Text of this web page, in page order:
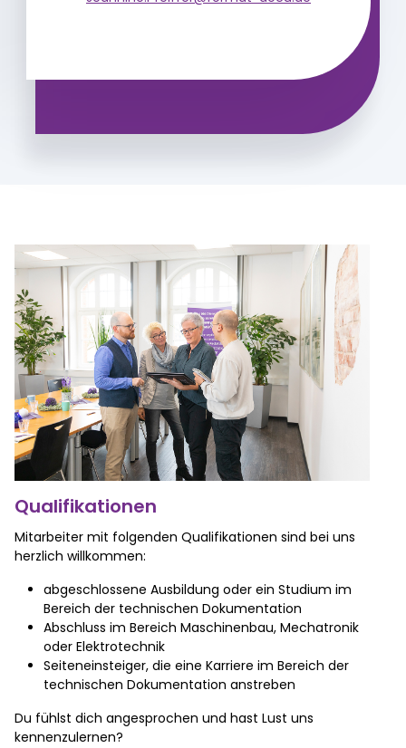
Qualifikationen
Mitarbeiter mit folgenden Qualifikationen sind bei uns
herzlich willkommen:
abgeschlossene Ausbildung oder ein Studium im
Bereich der technischen Dokumentation
Abschluss im Bereich Maschinenbau, Mechatronik
oder Elektrotechnik
Seiteneinsteiger, die eine Karriere im Bereich der
technischen Dokumentation anstreben
Du fühlst dich angesprochen und hast Lust uns
kennenzulernen?